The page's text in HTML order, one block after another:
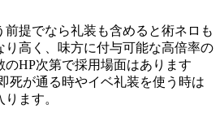
提でなら礼装も含めると術ネロも
り高く、味方に付与可能な高倍率の
HP次第で採用場面はあります
死が通る時やイベ礼装を使う時は
ます。